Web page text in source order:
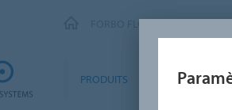
FORBO FLOORING SYSTEMS
PRODUITS SEGMENTS